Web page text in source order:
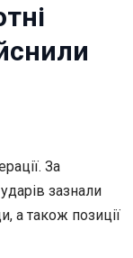
За
зазнали
а також позиції